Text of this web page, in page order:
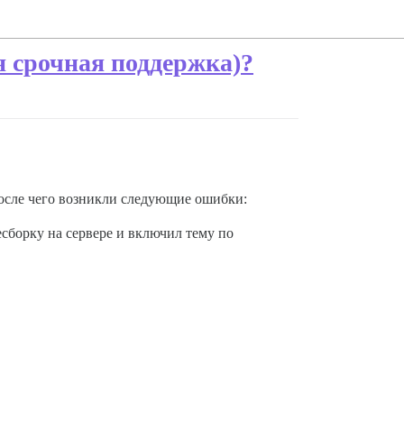
срочная поддержка)?
чего возникли следующие ошибки:
на сервере и включил тему по